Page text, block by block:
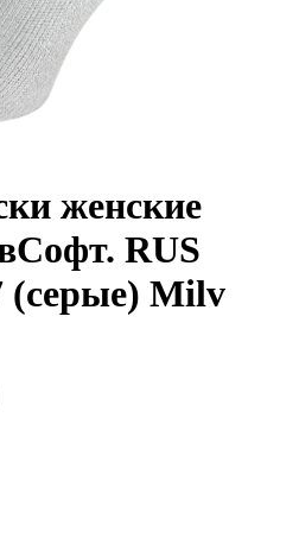
женские
RUS
(серые) Milv